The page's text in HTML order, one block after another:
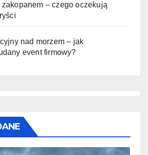
– czego oczekują
nad morzem – jak
event firmowy?